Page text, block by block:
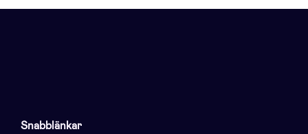
Snabblänkar